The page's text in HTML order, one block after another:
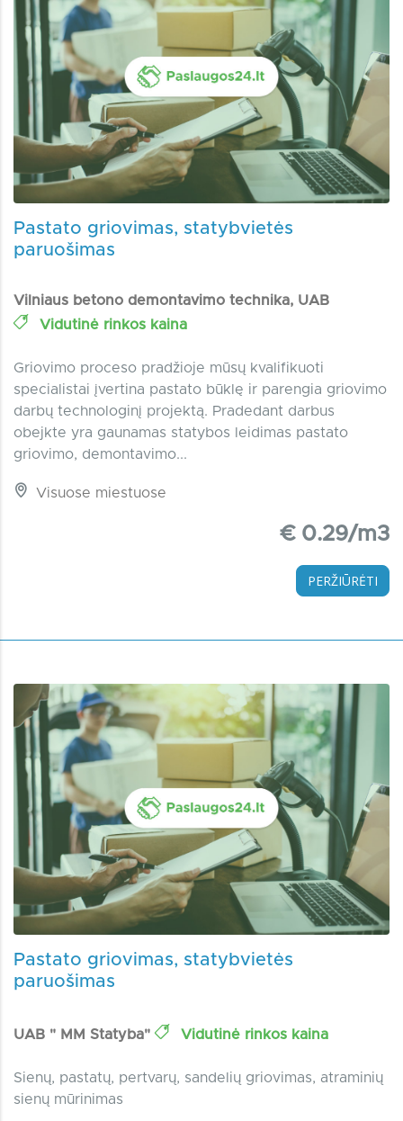
Pastato griovimas, statybvietės
paruošimas
Vilniaus betono demontavimo technika, UAB
Vidutinė rinkos kaina
Griovimo proceso pradžioje mūsų kvalifikuoti
specialistai įvertina pastato būklę ir parengia griovimo
darbų technologinį projektą. Pradedant darbus
obejkte yra gaunamas statybos leidimas pastato
griovimo, demontavimo...
Visuose miestuose
€ 0.29/m3
PERŽIŪRĖTI
Pastato griovimas, statybvietės
paruošimas
UAB " MM Statyba" Vidutinė rinkos kaina
Sienų, pastatų, pertvarų, sandelių griovimas, atraminių
sienų mūrinimas